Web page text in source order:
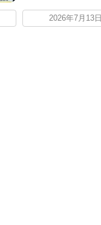
2026年7月13